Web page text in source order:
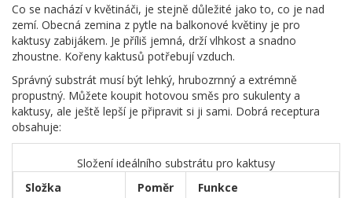
Co se nachází v květináči, je stejně důležité jako to, co je nad
zemí. Obecná zemina z pytle na balkonové květiny je pro
kaktusy zabijákem. Je příliš jemná, drží vlhkost a snadno
zhoustne. Kořeny kaktusů potřebují vzduch.
Správný substrát musí být lehký, hrubozrnný a extrémně
propustný. Můžete koupit hotovou směs pro sukulenty a
kaktusy, ale ještě lepší je připravit si ji sami. Dobrá receptura
obsahuje:
Složení ideálního substrátu pro kaktusy
Složka
Poměr Funkce